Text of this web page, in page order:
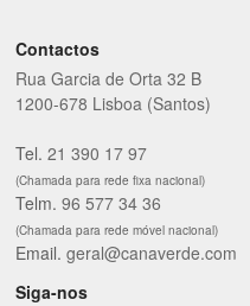
Contactos
Rua Garcia de Orta 32 B
1200-678 Lisboa (Santos)
Tel.21 390 17 97
(Chamada para rede fixa nacional)
Telm.96 577 34 36
(Chamada para rede móvel nacional)
Email.geral@canaverde.com
Siga-nos